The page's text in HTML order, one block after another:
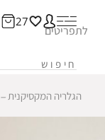
27
לתפריטים
הגלריה המקסיקנית ‒